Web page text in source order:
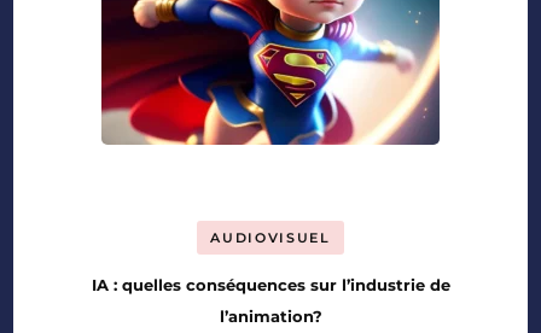
AUDIOVISUEL
IA : quelles conséquences sur l’industrie de
l’animation?